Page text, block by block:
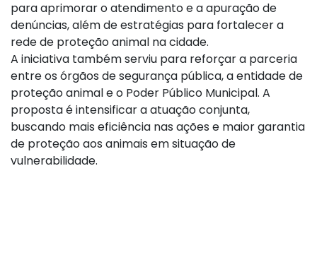
para aprimorar o atendimento e a apuração de
denúncias, além de estratégias para fortalecer a
rede de proteção animal na cidade.
A iniciativa também serviu para reforçar a parceria
entre os órgãos de segurança pública, a entidade de
proteção animal e o Poder Público Municipal. A
proposta é intensificar a atuação conjunta,
buscando mais eficiência nas ações e maior garantia
de proteção aos animais em situação de
vulnerabilidade.